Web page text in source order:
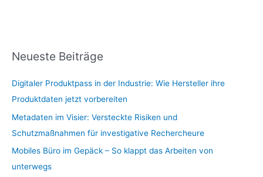
Neueste Beiträge
Digitaler Produktpass in der Industrie: Wie Hersteller ihre
Produktdaten jetzt vorbereiten
Metadaten im Visier: Versteckte Risiken und
Schutzmaßnahmen für investigative Rechercheure
Mobiles Büro im Gepäck – So klappt das Arbeiten von
unterwegs